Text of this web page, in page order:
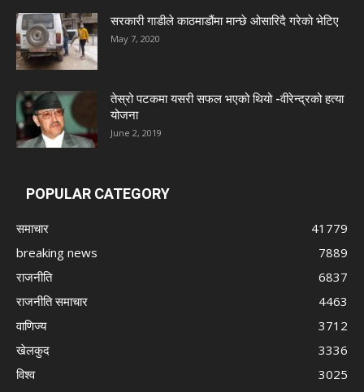
सरकारी गाडीले काठमाडौंमा मान्छे ओसारिदै गरेकाे भेटिए
May 7, 2020
तेस्रो पटकमा यसरी सफल भएको थियो -वीरेन्द्रको हत्या
योजना
June 2, 2019
POPULAR CATEGORY
समाचार
41779
breaking news
7889
राजनीति
6837
राजनीति समाचार
4463
वाणिज्य
3712
खेलकुद
3336
विश्व
3025